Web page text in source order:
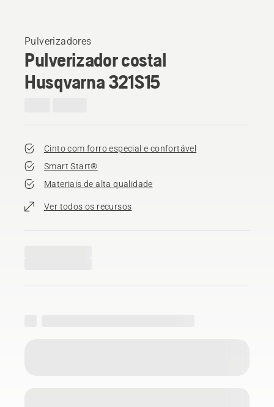
Pulverizadores
Pulverizador costal
Husqvarna 321S15
Cinto com forro especial e confortável
Smart Start®
Materiais de alta qualidade
Ver todos os recursos